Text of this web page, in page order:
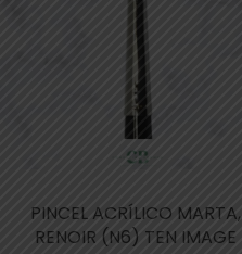
PINCEL ACRÍLICO MARTA,
RENOIR (N6) TEN IMAGE